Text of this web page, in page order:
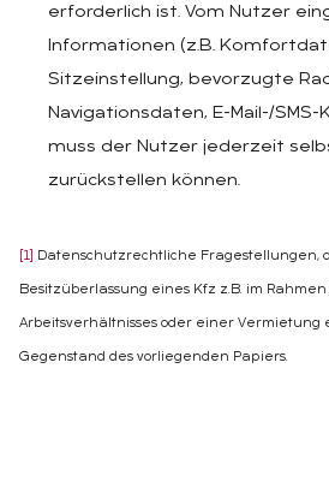
erforderlich ist. Vom Nutzer
Informationen (z.B.
Sitzeinstellung, bevorzugte
Navigationsdaten, E-Mail-/
muss der Nutzer jederzeit
zurückstellen können.
[1] Datenschutzrechtliche Fragestellungen,
Besitzüberlassung eines Kfz z.B. im
Arbeitsverhältnisses oder einer Vermietung
Gegenstand des vorliegenden Papiers.